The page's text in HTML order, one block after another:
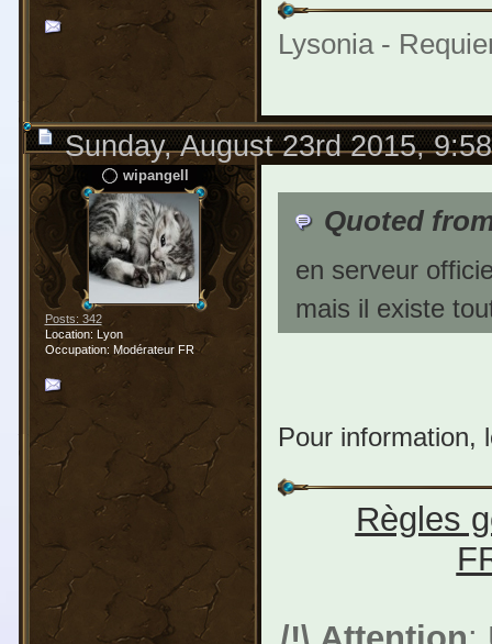
Lysonia -
Sunday, August 23rd 2015,
wipangell
Posts: 342
Location: Lyon
Occupation: Modérateur FR
Quoted
en serveur
mais il existe
Pour information,
Règles